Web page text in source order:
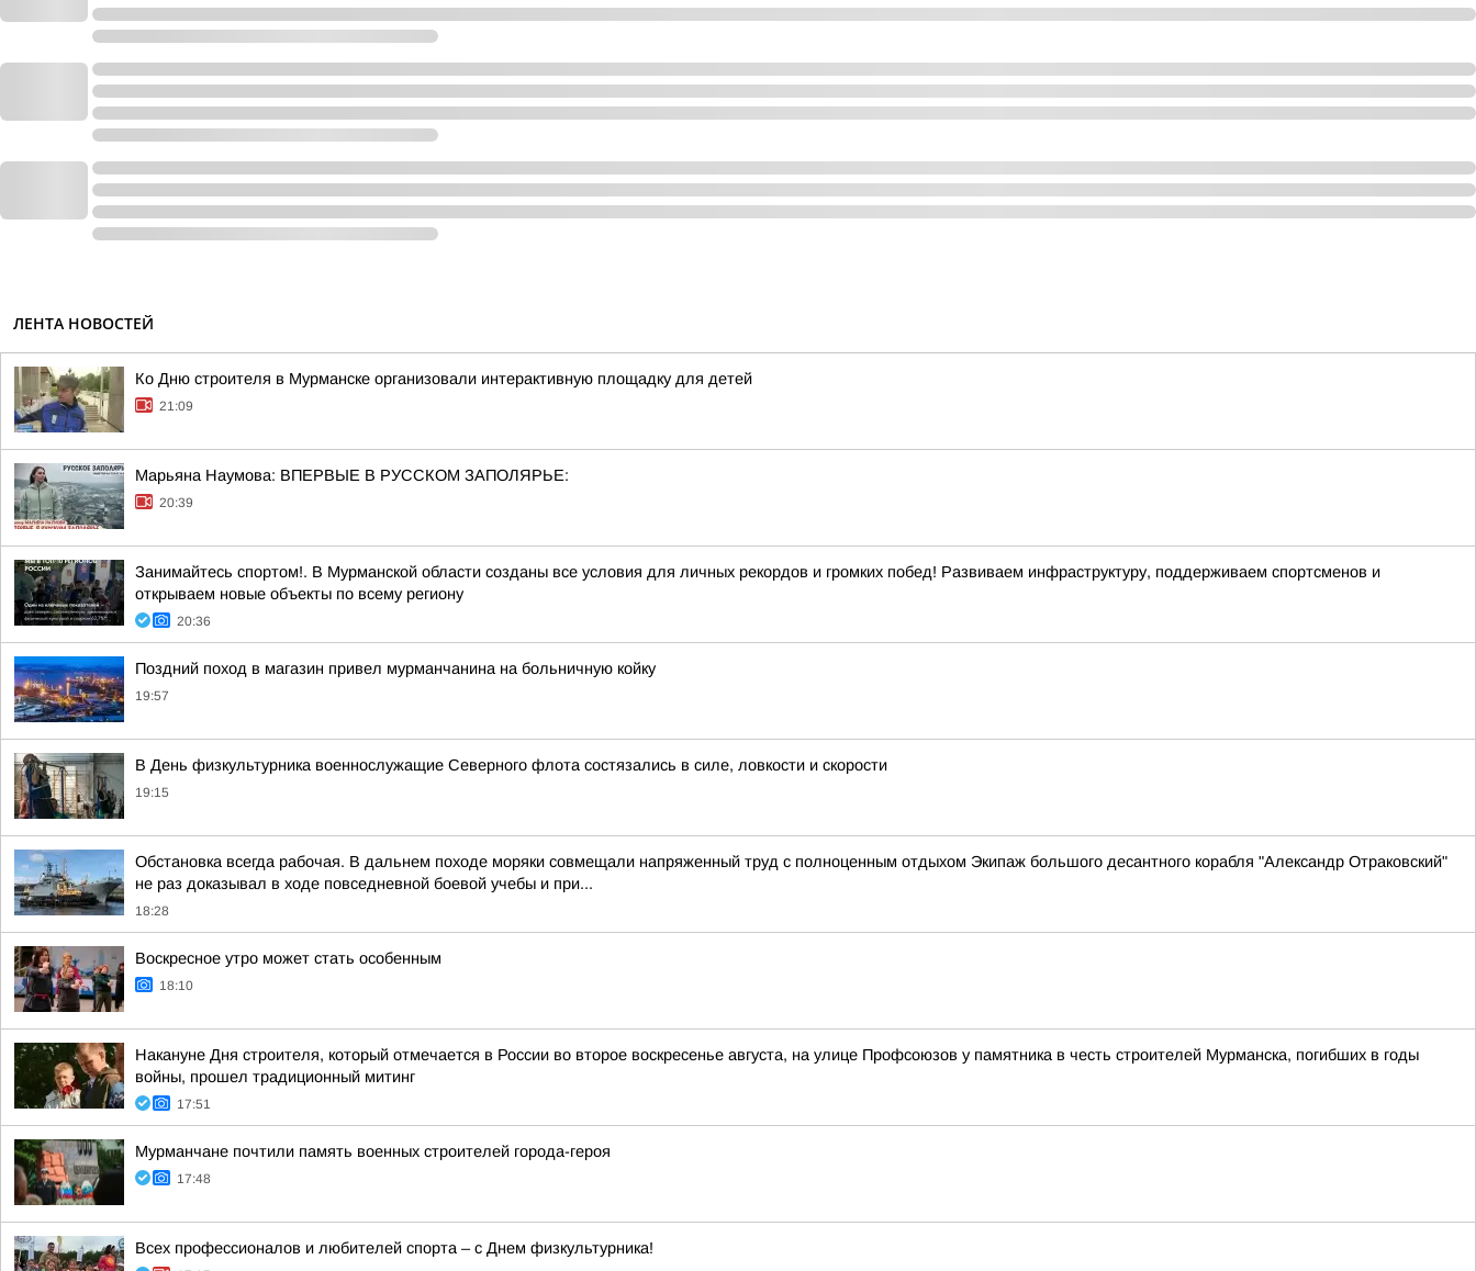
ЛЕНТА НОВОСТЕЙ
Ко Дню строителя в Мурманске организовали интерактивную площадку для детей
21:09
Марьяна Наумова: ВПЕРВЫЕ В РУССКОМ ЗАПОЛЯРЬЕ:
20:39
Занимайтесь спортом!. В Мурманской области созданы все условия для личных рекордов и громких побед! Развиваем инфраструктуру, поддерживаем спортсменов и
открываем новые объекты по всему региону
20:36
Поздний поход в магазин привел мурманчанина на больничную койку
19:57
В День физкультурника военнослужащие Северного флота состязались в силе, ловкости и скорости
19:15
Обстановка всегда рабочая. В дальнем походе моряки совмещали напряженный труд с полноценным отдыхом Экипаж большого десантного корабля "Александр Отраковский"
не раз доказывал в ходе повседневной боевой учебы и при...
18:28
Воскресное утро может стать особенным
18:10
Накануне Дня строителя, который отмечается в России во второе воскресенье августа, на улице Профсоюзов у памятника в честь строителей Мурманска, погибших в годы
войны, прошел традиционный митинг
17:51
Мурманчане почтили память военных строителей города-героя
17:48
Всех профессионалов и любителей спорта – с Днем физкультурника!